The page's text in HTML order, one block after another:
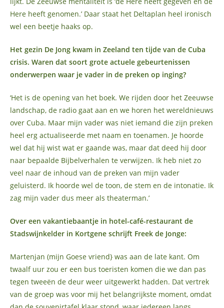
Here heeft genomen.’ Daar staat het Deltaplan heel ironisch
wel een beetje haaks op.
Het gezin De Jong kwam in Zeeland ten tijde van de Cuba
crisis. Waren dat soort grote actuele gebeurtenissen
onderwerpen waar je vader in de preken op inging?
‘Het is de opening van het boek. We rijden door het Zeeuwse
landschap, de radio gaat aan en we horen het wereldnieuws
over Cuba. Maar mijn vader was niet iemand die zijn preken
heel erg actualiseerde met naam en toenamen. Je hoorde
wel dat hij wist wat er gaande was, maar dat deed hij door
naar bepaalde Bijbelverhalen te verwijzen. Ik heb niet zo
veel naar de inhoud van de preken van mijn vader
geluisterd. Ik hoorde wel de toon, de stem en de intonatie. Ik
zag mijn vader dus meer als theaterman.’
Over een vakantiebaantje in hotel-café-restaurant de
Stadswijnkelder in Kortgene schrijft Freek de Jonge:
Martenjan (mijn Goese vriend} was aan de late kant. Om
twaalf uur zou er een bus toeristen komen die we dan pas
tegen tweeën de deur weer uitgewerkt hadden. Dat vertrek
van de groep was voor mij het belangrijkste moment, omdat